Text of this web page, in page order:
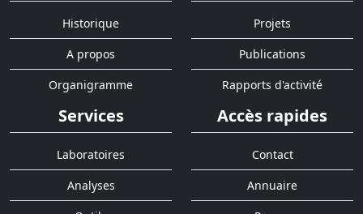
Historique
A propos
Organigramme
Projets
Publications
Rapports d'activité
Services
Laboratoires
Analyses
Accès rapides
Contact
Annuaire